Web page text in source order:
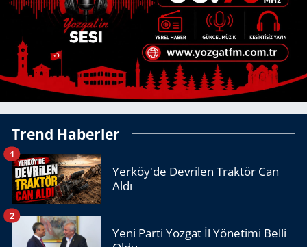
Trend Haberler
Yerköy'de Devrilen Traktör Can
Aldı
1
Yeni Parti Yozgat İl Yönetimi Belli
2